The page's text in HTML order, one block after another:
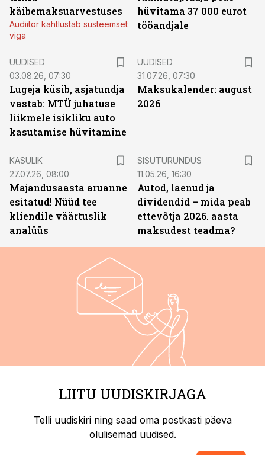
käibemaksuarvestuses
Audiitor kahtlustab süsteemset
viga
hüvitama 37 000 eurot
tööandjale
UUDISED
03.08.26, 07:30
Lugeja küsib, asjatundja
vastab: MTÜ juhatuse
liikmele isikliku auto
kasutamise hüvitamine
UUDISED
31.07.26, 07:30
Maksukalender: august
2026
KASULIK
27.07.26, 08:00
Majandusaasta aruanne
esitatud! Nüüd tee
kliendile väärtuslik
analüüs
SISUTURUNDUS
11.05.26, 16:30
Autod, laenud ja
dividendid – mida peab
ettevõtja 2026. aasta
maksudest teadma?
LIITU UUDISKIRJAGA
Telli uudiskiri ning saad oma postkasti päeva
olulisemad uudised.